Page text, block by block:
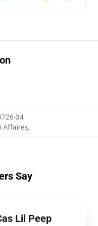
34
Affaires,
Say
Lil Peep